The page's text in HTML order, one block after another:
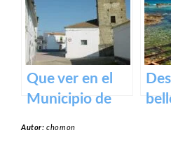
y actividades al
aire libre
Que ver en el
Municipio de
Autor:chomon